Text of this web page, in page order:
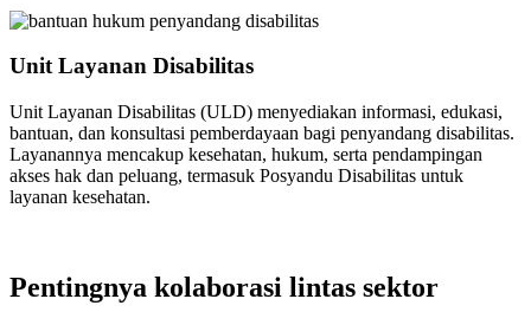
Unit Layanan Disabilitas
Unit Layanan Disabilitas (ULD) menyediakan informasi, edukasi,
bantuan, dan konsultasi pemberdayaan bagi penyandang disabilitas.
Layanannya mencakup kesehatan, hukum, serta pendampingan
akses hak dan peluang, termasuk Posyandu Disabilitas untuk
layanan kesehatan.
Pentingnya kolaborasi lintas sektor